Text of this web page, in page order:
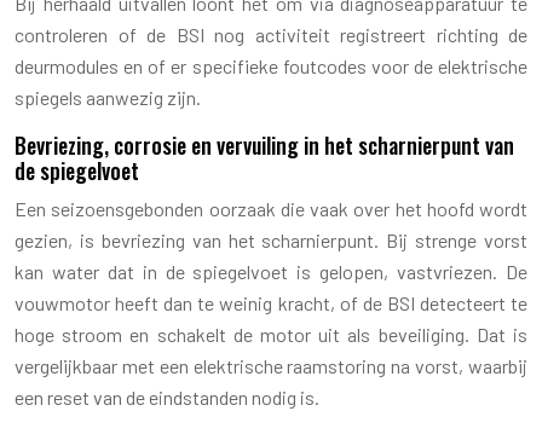
controleren of de BSI nog activiteit registreert richting de
deurmodules en of er specifieke foutcodes voor de elektrische
spiegels aanwezig zijn.
Bevriezing, corrosie en vervuiling in het scharnierpunt van
de spiegelvoet
Een seizoensgebonden oorzaak die vaak over het hoofd wordt
gezien, is bevriezing van het scharnierpunt. Bij strenge vorst
kan water dat in de spiegelvoet is gelopen, vastvriezen. De
vouwmotor heeft dan te weinig kracht, of de BSI detecteert te
hoge stroom en schakelt de motor uit als beveiliging. Dat is
vergelijkbaar met een elektrische raamstoring na vorst, waarbij
een reset van de eindstanden nodig is.